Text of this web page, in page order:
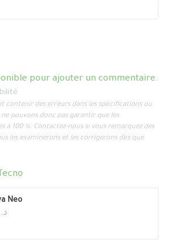
pour ajouter un commentaire.
contenir des erreurs dans les spécifications ou
pouvons donc pas garantir que les
100 %. Contactez-nous si vous remarquez des
les examinerons et les corrigerons dès que
Tecno
Neo
د.